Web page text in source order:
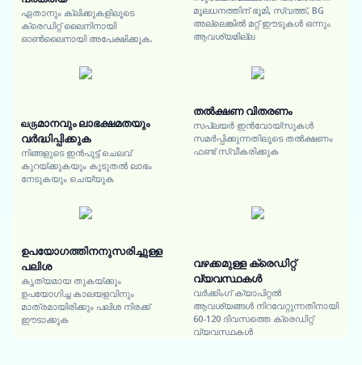
ഏതാനും ക്ലിക്കുകളിലൂടെ
ക്രെഡിറ്റ് ലൈനിനായി
ഓൺലൈനായി അപേക്ഷിക്കുക.
മൂലധനത്തിന് ഭൂമി, സ്വത്ത്, BG
അല്ലെങ്കിൽ മറ്റ് ഈടുകൾ ഒന്നും
ആവശ്യമില്ല
வருമാനവും ലാഭക്ഷമതയും
വർദ്ധിപ്പിക്കുക
നിങ്ങളുടെ ഇൻപുട്ട് ചെലവ്
കുറയ്ക്കുകയും കൂടുതൽ ലാഭം
നേടുകയും ചെയ്യുക
തൽക്ഷണ വിതരണം
സപ്ലയർ ഇൻവോയ്സുകൾ
സമർപ്പിക്കുന്നതിലൂടെ തൽക്ഷണം
ഫണ്ട് സ്വീകരിക്കുക
ഉപയോഗത്തിനനുസരിച്ചുള്ള
പലിശ
കൃത്യമായ തുകയ്ക്കും
ഉപയോഗിച്ച കാലയളവിനും
മാത്രമായിരിക്കും പലിശ നിരക്ക്
ഈടാക്കുക
വഴക്കമുള്ള ക്രെഡിറ്റ്
വ്യവസ്ഥകൾ
വർക്കിംഗ് ക്യാപിറ്റൽ
ആവശ്യങ്ങൾ നിറവേറ്റുന്നതിനായി
60-120 ദിവസത്തെ ക്രെഡിറ്റ്
വ്യവസ്ഥകൾ